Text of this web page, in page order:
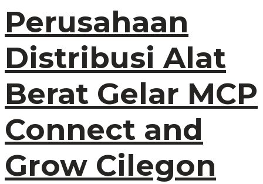
Perusahaan
Distribusi Alat
Berat Gelar MCP
Connect and
Grow Cilegon